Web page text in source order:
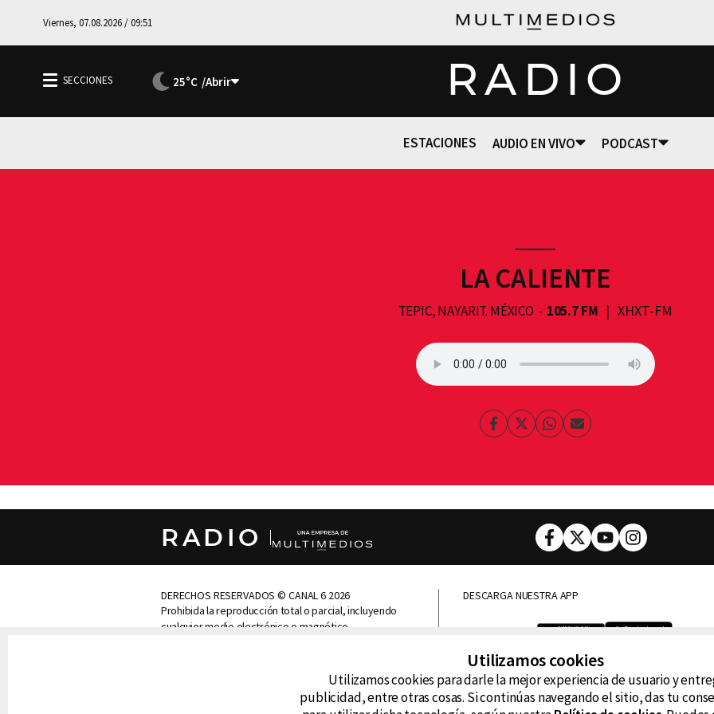
Viernes, 07.08.2026 / 09:51
25°C RADIO
ESTACIONES AUDIO EN VIVO PODCAST
LA CALIENTE
TEPIC, NAYARIT. MÉXICO 105.7 FM XHXT-FM
Facebook
TwitterWhatsapp
Enviar
RADIO Facebook
TwitterYoutubeInstagram
DERECHOS RESERVADOS © CANAL 6 2026
Prohibida la reproducción total o parcial, incluyendo
cualquier medio electrónico o magnético.
DEFENSORÍA DE LAS AUDIENCIAS
DESCARGA NUESTRA APP
La Caliente
Utilizamos cookies
Utilizamos cookies para darle la mejor experiencia de usuario y
publicidad, entre otras cosas. Si continúas navegando el sitio, das tu